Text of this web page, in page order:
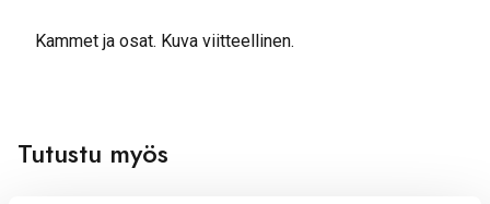
Kammet ja osat. Kuva viitteellinen.
Tutustu myös